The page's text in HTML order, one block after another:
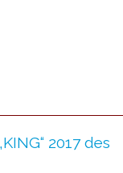
2017 des